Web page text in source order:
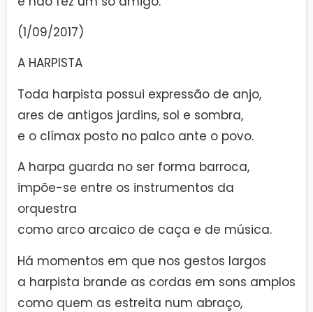
(1/09/2017)
A HARPISTA
Toda harpista possui expressão de anjo,
ares de antigos jardins, sol e sombra,
e o clímax posto no palco ante o povo.
A harpa guarda no ser forma barroca,
impõe-se entre os instrumentos da
orquestra
como arco arcaico de caça e de música.
Há momentos em que nos gestos largos
a harpista brande as cordas em sons amplos
como quem as estreita num abraço,